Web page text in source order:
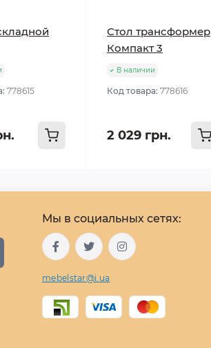
778615
Стол трансформер
Компакт 3
В наличии
Код товара: 778616
2 029 грн.
Мы в социальных сетях:
mebelstar@i.ua